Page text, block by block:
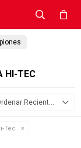
HI-TEC
Recientes
Tec